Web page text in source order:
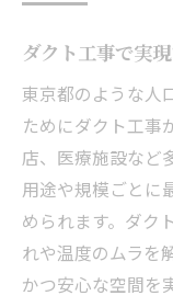
ダクト工
理想の換気
ダクト
法
ダクト
東京都
換気環境
ダクト工事で実
東京都のような人
ためにダクト工事
店、医療施設など
用途や規模ごとに
められます。ダク
れや温度のムラを
かつ安心な空間を